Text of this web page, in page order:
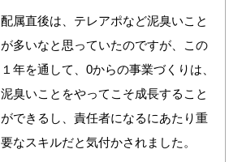
配属直後は、テレアポなど泥臭いこと
が多いなと思っていたのですが、この
１年を通して、0からの事業づくりは、
泥臭いことをやってこそ成長すること
ができるし、責任者になるにあたり重
要なスキルだと気付かされました。